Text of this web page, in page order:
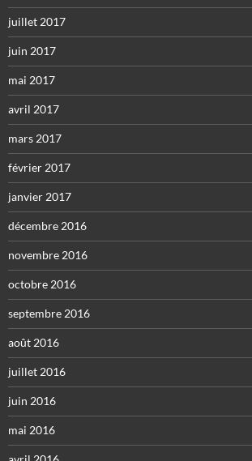
juillet 2017
juin 2017
mai 2017
avril 2017
mars 2017
février 2017
janvier 2017
décembre 2016
novembre 2016
octobre 2016
septembre 2016
août 2016
juillet 2016
juin 2016
mai 2016